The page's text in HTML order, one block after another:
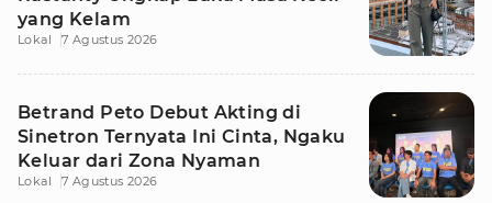
yang Kelam
Lokal 7 Agustus 2026
Betrand Peto Debut Akting di
Sinetron Ternyata Ini Cinta, Ngaku
Keluar dari Zona Nyaman
Lokal 7 Agustus 2026